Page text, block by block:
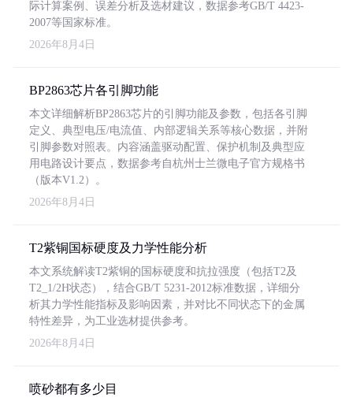
际计算案例、误差分析及选材建议，数据参考GB/T 4423-
2007等国家标准。
2026年8月4日
BP2863芯片各引脚功能
本文详细解析BP2863芯片的引脚功能及参数，包括各引脚
定义、典型电压/电流值、内部逻辑关系等核心数据，并附
引脚参数对照表。内容涵盖驱动配置、保护机制及典型应
用电路设计要点，数据参考自杭州士兰微电子官方规格书
（版本V1.2）。
2026年8月4日
T2紫铜国标硬度及力学性能分析
本文系统解读T2紫铜的国标硬度和抗拉强度（包括T2及
T2_1/2H状态），结合GB/T 5231-2012标准数据，详细分
析其力学性能指标及影响因素，并对比不同状态下的金属
特性差异，为工业选材提供参考。
2026年8月4日
喷砂都有多少目